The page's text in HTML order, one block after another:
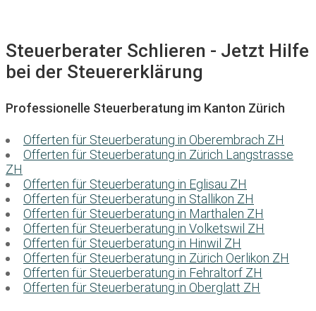
Steuerberater Schlieren - Jetzt Hilfe
bei der Steuererklärung
Professionelle Steuerberatung im Kanton Zürich
Offerten für Steuerberatung in Oberembrach ZH
Offerten für Steuerberatung in Zürich Langstrasse
ZH
Offerten für Steuerberatung in Eglisau ZH
Offerten für Steuerberatung in Stallikon ZH
Offerten für Steuerberatung in Marthalen ZH
Offerten für Steuerberatung in Volketswil ZH
Offerten für Steuerberatung in Hinwil ZH
Offerten für Steuerberatung in Zürich Oerlikon ZH
Offerten für Steuerberatung in Fehraltorf ZH
Offerten für Steuerberatung in Oberglatt ZH